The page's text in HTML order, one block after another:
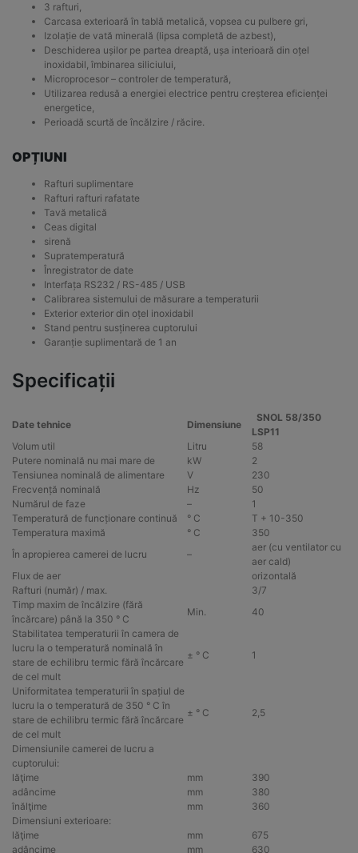
3 rafturi,
Carcasa exterioară în tablă metalică, vopsea cu pulbere gri,
Izolație de vată minerală (lipsa completă de azbest),
Deschiderea ușilor pe partea dreaptă, ușa interioară din oțel
inoxidabil, îmbinarea siliciului,
Microprocesor – controler de temperatură,
Utilizarea redusă a energiei electrice pentru creșterea eficienței
energetice,
Perioadă scurtă de încălzire / răcire.
OPȚIUNI
Rafturi suplimentare
Rafturi rafturi rafatate
Tavă metalică
Ceas digital
sirenă
Supratemperatură
Înregistrator de date
Interfața RS232 / RS-485 / USB
Calibrarea sistemului de măsurare a temperaturii
Exterior exterior din oțel inoxidabil
Stand pentru susținerea cuptorului
Garanție suplimentară de 1 an
Specificații
Date tehnice Dimensiune
SNOL 58/350
LSP11
Volum util
Litru
58
Putere nominală nu mai mare de
kW
2
Tensiunea nominală de alimentare
V
230
Frecvență nominală
Hz
50
Numărul de faze
–
1
Temperatură de funcționare continuă
° C
T + 10-350
Temperatura maximă
° C
350
În apropierea camerei de lucru
–
aer (cu ventilator cu
aer cald)
Flux de aer
orizontală
Rafturi (număr) / max.
3/7
Timp maxim de încălzire (fără
încărcare) până la 350 ° C
Min.
40
Stabilitatea temperaturii în camera de
lucru la o temperatură nominală în
stare de echilibru termic fără încărcare
de cel mult
± ° C 1
Uniformitatea temperaturii în spațiul de
lucru la o temperatură de 350 ° C în
stare de echilibru termic fără încărcare
de cel mult
± ° C 2,5
Dimensiunile camerei de lucru a
cuptorului:
lăţime
mm
390
adâncime
mm
380
înălţime
mm
360
Dimensiuni exterioare:
lăţime
mm
675
adâncime
mm 630